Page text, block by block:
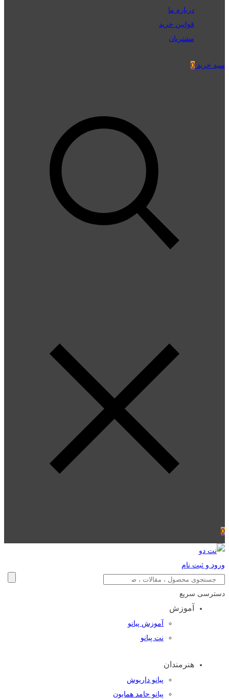
درباره ما
قوانین خرید
مشتریان
سبد خرید 0
0
ورود و ثبت نام
دسترسی سریع
آموزش
آموزش پیانو
نت پیانو
هنرمندان
پیانو داریوش
پیانو حامد همایون